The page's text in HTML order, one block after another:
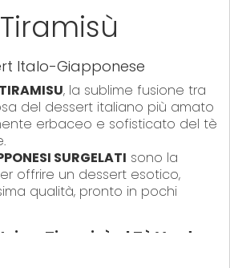
Italo-Giapponese
, la sublime fusione tra
del dessert italiano più amato
erbaceo e sofisticato del tè
SURGELATI sono la
offrire un dessert esotico,
qualità, pronto in pochi
Tiramisù al Tè Verde